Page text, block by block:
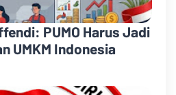
PUMO Harus Jadi
UMKM Indonesia